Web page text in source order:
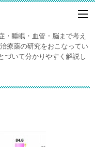
・睡眠・血管・脳まで考え
療薬の研究をおこなってい
づいて分かりやすく解説し